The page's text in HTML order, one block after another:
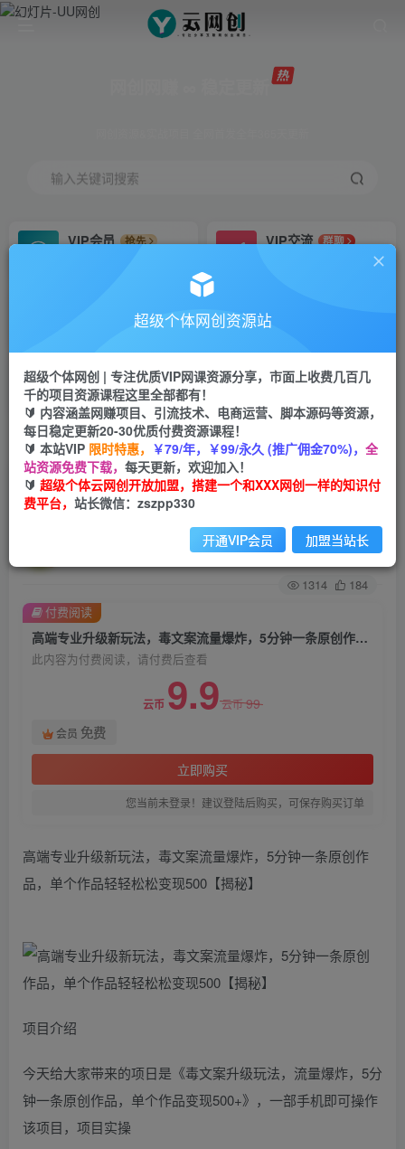
输入关键词搜索
VIP会员
抢先
VIP交流
群聊
研究探讨更多创业项目路子。
会员专属推广链接
招募站长
挂机
项目
脚本卡密
APP下载
GO
首页 创业课程 会员免费 正文
高端专业升级新玩法，毒文案流量爆炸，5分钟一
条原创作品，单个作品轻轻松松变现500【揭秘】
关注 私信
1314 184
高端专业升级新玩法，毒文案流量爆炸，5分钟一条原创作品，单个作品轻轻松松变现500【揭秘】
此内容为付费阅读，请付费后查看
云币 9.9云币99
会员 免费
立即购买
您当前未登录！建议登陆后购买，可保存购买订单
付费阅读
高端专业升级新玩法，毒文案流量爆炸，5分钟一条原创作
品，单个作品轻轻松松变现500【揭秘】
项目介绍
今天给大家带来的项日是《毒文案升级玩法，流量爆炸，5分
钟一条原创作品，单个作品变现500+》，一部手机即可操作
该项目，项目实操
超级个体网创资源站
超级个体网创 | 专注优质VIP网课资源分享，市面上收费几百几
千的项目资源课程这里全部都有！
🔰 内容涵盖网赚项目、引流技术、电商运营、脚本源码等资源，
每日稳定更新20-30优质付费资源课程！
🔰 本站VIP 限时特惠， ￥79/年，￥99/永久 (推广佣金70%)， 全
站资源免费下载， 每天更新，欢迎加入！
🔰 超级个体云网创开放加盟，搭建一个和XXX网创一样的知识付
费平台， 站长微信：zszpp330
开通VIP会员 加盟当站长